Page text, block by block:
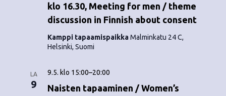
klo 16.30, Meeting for men / theme
discussion in Finnish about consent
Kamppi tapaamispaikkaMalminkatu 24 C,
Helsinki, Suomi
LA
9
Naisten tapaaminen / Women’s
9.5. klo 15:00–20:00